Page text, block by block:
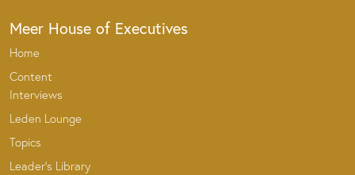
Meer House of Executives
Home
Content
Interviews
Leden Lounge
Topics
Leader’s Library